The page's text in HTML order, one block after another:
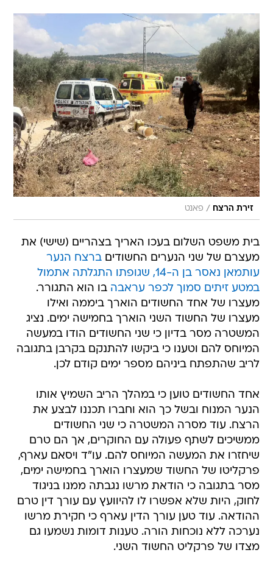
זירת הרצח / פאנט
בית משפט השלום בעכו האריך בצהריים (שישי) את
מעצרם של שני הנערים החשודיםברצח הנער
עותמאן נאסר בן ה-14, שגופתו התגלתה אתמול
במטע זיתים סמוך לכפר עראבה בו הוא התגורר.
מעצרו של אחד החשודים הוארך ביממה ואילו
מעצרו של החשוד השני הוארך בחמישה ימים. נציג
המשטרה מסר בדיון כי שני החשודים הודו במעשה
המיוחס להם וטענו כי ביקשו להתנקם בקרבן בתגובה
לריב שהתפתח ביניהם מספר ימים קודם לכן.
אחד החשודים טוען כי במהלך הריב השמיץ אותו
הנער המנוח ובשל כך הוא וחברו תכננו לבצע את
הרצח. עוד מסרה המשטרה כי שני החשודים
ממשיכים לשתף פעולה עם החוקרים, אך הם טרם
שיחזרו את המעשה המיוחס להם. עו"ד ויסאם עארף,
פרקליטו של החשוד שמעצרו הוארך בחמישה ימים,
מסר בתגובה כי הודאת מרשו נגבתה ממנו בניגוד
לחוק, היות שלא אפשרו לו להיוועץ עם עורך דין טרם
ההודאה. עוד טען עורך הדין עארף כי חקירת מרשו
נערכה ללא נוכחות הורה. טענות דומות נשמעו גם
מצדו של פרקליט החשוד השני.